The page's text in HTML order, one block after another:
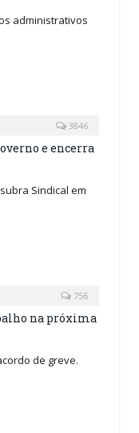
administrativos
3846
e encerra
Sindical em
756
na próxima
de greve.